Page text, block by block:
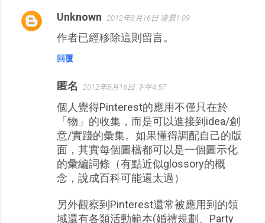
Unknown 2012年8月16日 凌晨1:09
作者已經移除這則留言。
回覆
匿名 2012年8月16日 下午4:57
個人覺得Pinterest的應用不僅只在於
「物」的收集，而是可以進接到idea/創
意/實踐的彙集。如果懂得調配自己的版
面，其實每個圖檔都可以是一個圖示化
的彙編詞條（有點近似glossory的概
念，說成百科可能還太過）
另外觀察到Pinterest還常被應用到的領
域還有各類活動範本(婚禮規劃、Party